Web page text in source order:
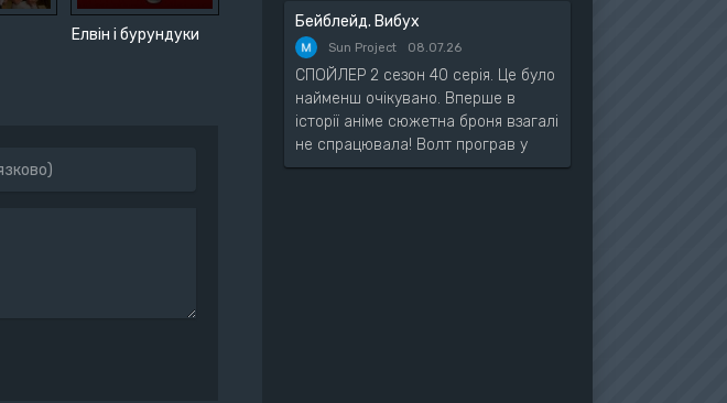
Елвін і бурундуки
Бейблейд. Вибух
Sun Project 08.07.26
СПОЙЛЕР 2 сезон 40 серія. Це було
найменш очікувано. Вперше в
історії аніме сюжетна броня взагалі
не спрацювала! Волт програв у